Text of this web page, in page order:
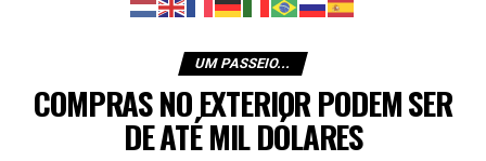
UM PASSEIO...
COMPRAS NO EXTERIOR PODEM SER
DE ATÉ MIL DÓLARES